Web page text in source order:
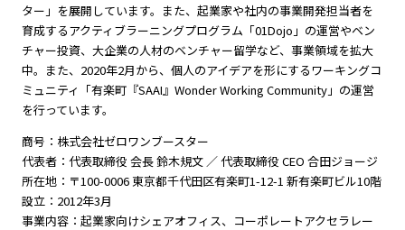
ター」を展開しています。また、起業家や社内の事業開発担当者を
育成するアクティブラーニングプログラム「01Dojo」の運営やベン
チャー投資、大企業の人材のベンチャー留学など、事業領域を拡大
中。また、2020年2月から、個人のアイデアを形にするワーキングコ
ミュニティ「有楽町『SAAI』Wonder Working Community」の運営
を行っています。
商号：株式会社ゼロワンブースター
代表者：代表取締役 会長 鈴木規文 ／ 代表取締役 CEO 合田ジョージ
所在地：〒100-0006 東京都千代田区有楽町1-12-1 新有楽町ビル10階
設立：2012年3月
事業内容：起業家向けシェアオフィス、コーポレートアクセラレー